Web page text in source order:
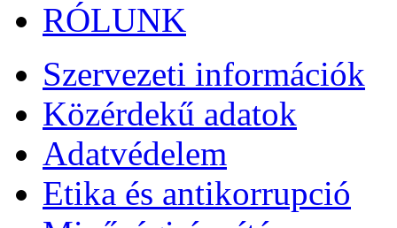
RÓLUNK
Szervezeti információk
Közérdekű adatok
Adatvédelem
Etika és antikorrupció